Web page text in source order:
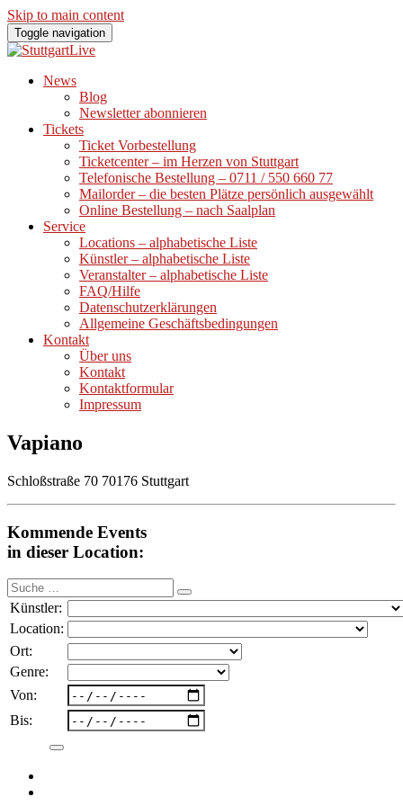
Skip to main content
Toggle navigation
News
Blog
Newsletter abonnieren
Tickets
Ticket Vorbestellung
Ticketcenter – im Herzen von Stuttgart
Telefonische Bestellung – 0711 / 550 660 77
Mailorder – die besten Plätze persönlich ausgewählt
Online Bestellung – nach Saalplan
Service
Locations – alphabetische Liste
Künstler – alphabetische Liste
Veranstalter – alphabetische Liste
FAQ/Hilfe
Datenschutzerklärungen
Allgemeine Geschäftsbedingungen
Kontakt
Über uns
Kontakt
Kontaktformular
Impressum
Vapiano
Schloßstraße 70 70176 Stuttgart
Kommende Events
in dieser Location:
Suche
nach:
Künstler:
Location:
Ort:
Genre:
Von:
Bis: